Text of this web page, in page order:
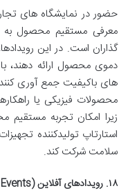
حضور در نمایشگاه های
معرفی مستقیم محصول به
گذاران است. در این
دموی محصول ارائه دهند،
های باکیفیت جمع آوری
زیرا امکان تجربه
استارتاپ تولیدکننده
سلامت شرکت کند.
۱۸. رویدادهای آفلاین (Offline Events)